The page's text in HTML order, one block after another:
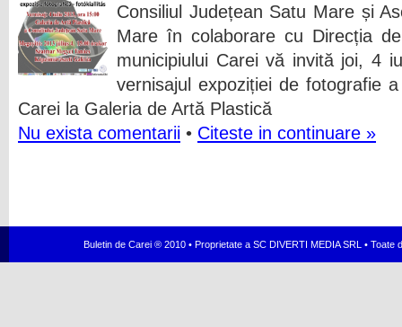
Consiliul Județean Satu Mare și
Mare în colaborare cu Direcția
municipiului Carei vă invită joi, 4
vernisajul expoziției de fotografie
Carei la Galeria de Artă Plastică
Nu exista comentarii • Citeste in continuare »
Buletin de Carei ® 2010 • Proprietate a SC DIVERTI MEDIA SRL •